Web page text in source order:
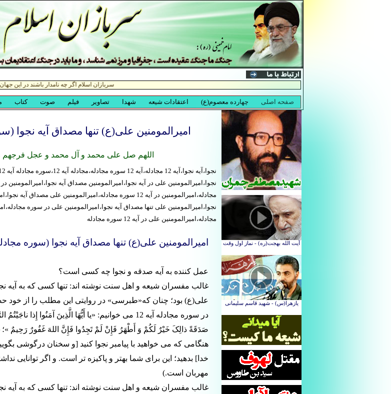
اللهم صل علی محمد و آل محمد و عجل فرجهم و
امیرالمومنین علی(ع) تنها مصداق آیه نجوا
امیرالمومنین علی(ع) تنها مصداق آیه نجوا (سوره مجادله ،
عمل کننده به آیه صدقه و نجوا چه کسى است؟
غالب مفسران شیعه و اهل سنت نوشته اند: تنها کسى که به آیه
على(ع) بود؛ چنان که«طبرسى» در روایتى این مطلب را از خود
در سوره مجادله آیه 12 می خوانیم: «یا أَیُّهَا الَّذِینَ آمَنُوا
صَدَقَةً ذالِکَ خَیْرٌ لَکُمْ وَ أَطْهَرُ فَإِنْ لَمْ تَجِدُوا فَإِنَّ اللهَ غَفُورٌ رَحِیمٌ »؛
هنگامى که مى خواهید با پیامبر نجوا کنید [و سخنان درگوشى
خدا] بدهید؛ این براى شما بهتر و پاکیزه تر است. و اگر توانایى
مهربان است.)
غالب مفسران شیعه و اهل سنت نوشته اند: تنها کسى که به آیه
مجادله،امیرالمومنین در آیه 12 سوره مجادله،امیرالمومنین علی مصداق
مجادله،امیرالمومنین علی در آیه 12 سوره مجادله